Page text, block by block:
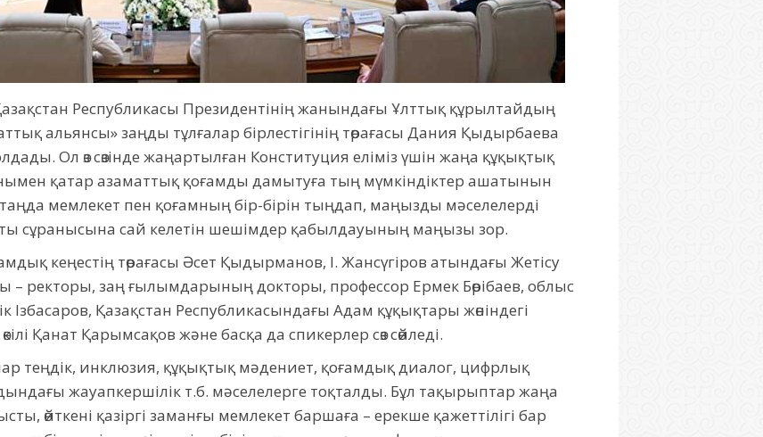
Республикасы Президентінің жанындағы Ұлттық құрылтайдың
альянсы» заңды тұлғалар бірлестігінің төрағасы Дания Қыдырбаева
Ол өз сөзінде жаңартылған Конституция еліміз үшін жаңа құқықтық
қатар азаматтық қоғамды дамытуға тың мүмкіндіктер ашатынын
таңда мемлекет пен қоғамның бір-бірін тыңдап, маңызды мәселелерді
сұранысына сай келетін шешімдер қабылдауының маңызы зор.
кеңестің төрағасы Әсет Қыдырманов, І. Жансүгіров атындағы Жетісу
– ректоры, заң ғылымдарының докторы, профессор Ермек Бөрібаев, облыс
Қазақстан Республикасындағы Адам құқықтары жөніндегі
Қанат Қарымсақов және басқа да спикерлер сөз сөйледі.
теңдік, инклюзия, құқықтық мәдениет, қоғамдық диалог, цифрлық
жауапкершілік т.б. мәселелерге тоқталды. Бұл тақырыптар жаңа
өйткені қазіргі заманғы мемлекет баршаға – ерекше қажеттілігі бар